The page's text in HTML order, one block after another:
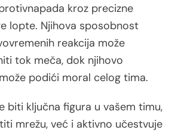
kroz precizne
lopte. Njihova sposobnost
reakcija može
tok meča, dok njihovo
podići moral celog tima.
biti ključna figura u vašem timu,
mrežu, već i aktivno učestvuje